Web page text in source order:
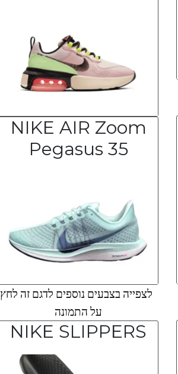
NIKE AIR Zoom
Pegasus 35
לצפייה בצבעים נוספים לדגם זה לחץ
על התמונה
NIKE SLIPPERS